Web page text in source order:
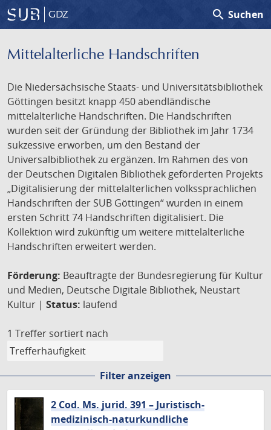
GDZ search Suchen
Mittelalterliche Handschriften
Die Niedersächsische Staats- und Universitätsbibliothek
Göttingen besitzt knapp 450 abendländische
mittelalterliche Handschriften. Die Handschriften
wurden seit der Gründung der Bibliothek im Jahr 1734
sukzessive erworben, um den Bestand der
Universalbibliothek zu ergänzen. Im Rahmen des von
der Deutschen Digitalen Bibliothek geförderten Projekts
„Digitalisierung der mittelalterlichen volkssprachlichen
Handschriften der SUB Göttingen“ wurden in einem
ersten Schritt 74 Handschriften digitalisiert. Die
Kollektion wird zukünftig um weitere mittelalterliche
Handschriften erweitert werden.
Förderung: Beauftragte der Bundesregierung für Kultur
und Medien, Deutsche Digitale Bibliothek, Neustart
Kultur | Status: laufend
1 Treffer sortiert nach
Filter anzeigen
2 Cod. Ms. jurid. 391 – Juristisch-
medizinisch-naturkundliche